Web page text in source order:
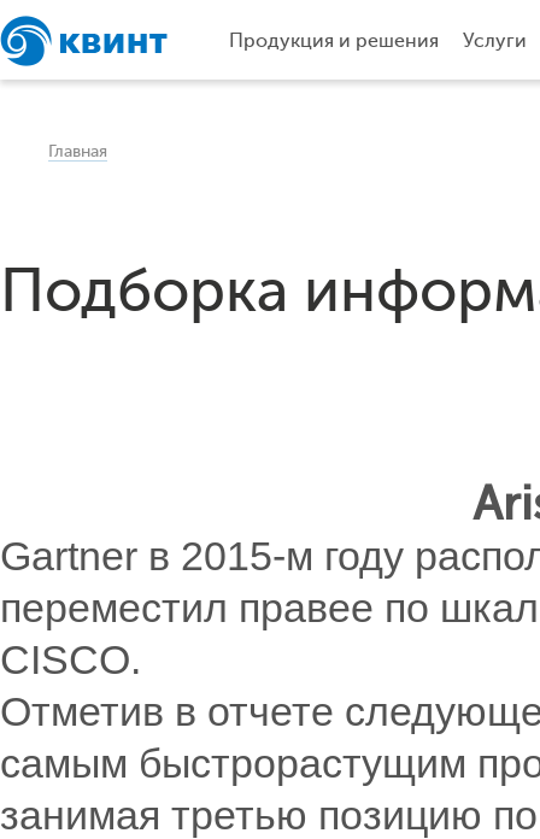
Продукция и решения Услуги
Главная
Подборка
Gartner в 2015-м году
переместил правее по
CISCO.
Отметив в отчете
самым быстрорастущим
занимая третью позицию